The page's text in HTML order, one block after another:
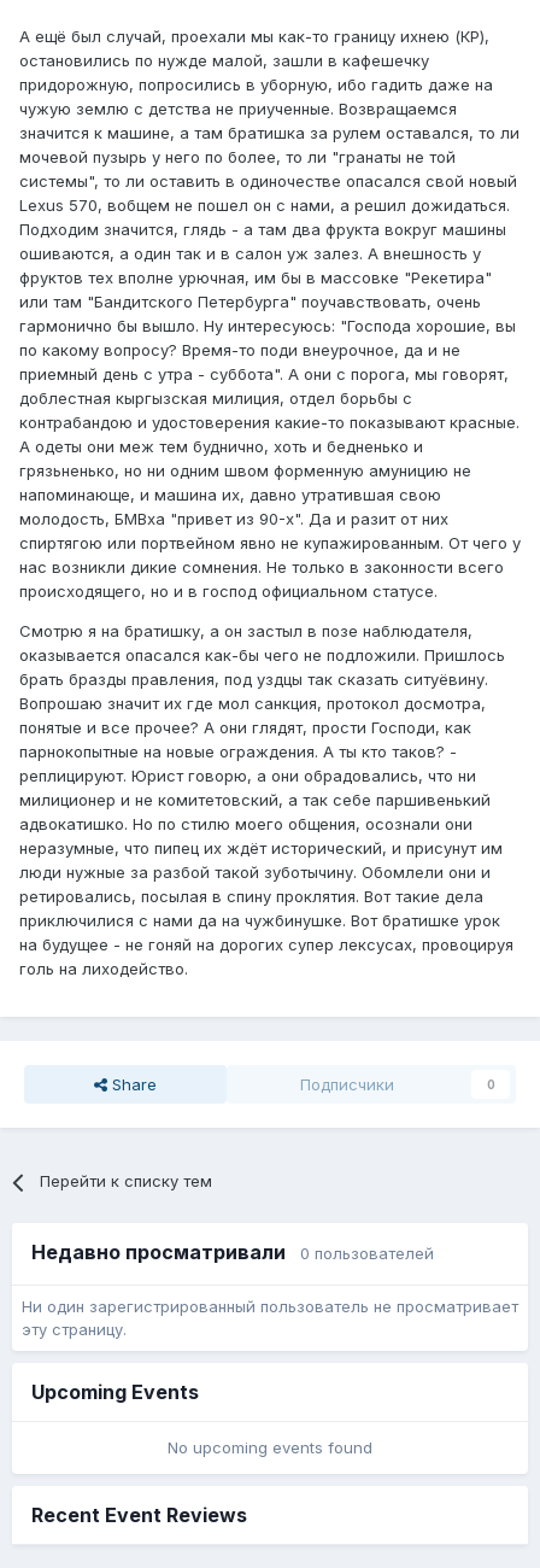
А ещё был случай, проехали мы как-то границу ихнею (КР),
остановились по нужде малой, зашли в кафешечку
придорожную, попросились в уборную, ибо гадить даже на
чужую землю с детства не приученные. Возвращаемся
значится к машине, а там братишка за рулем оставался, то ли
мочевой пузырь у него по более, то ли "гранаты не той
системы", то ли оставить в одиночестве опасался свой новый
Lexus 570, вобщем не пошел он с нами, а решил дожидаться.
Подходим значится, глядь - а там два фрукта вокруг машины
ошиваются, а один так и в салон уж залез. А внешность у
фруктов тех вполне урючная, им бы в массовке "Рекетира"
или там "Бандитского Петербурга" поучавствовать, очень
гармонично бы вышло. Ну интересуюсь: "Господа хорошие, вы
по какому вопросу? Время-то поди внеурочное, да и не
приемный день с утра - суббота". А они с порога, мы говорят,
доблестная кыргызская милиция, отдел борьбы с
контрабандою и удостоверения какие-то показывают красные.
А одеты они меж тем буднично, хоть и бедненько и
грязьненько, но ни одним швом форменную амуницию не
напоминающе, и машина их, давно утратившая свою
молодость, БМВха "привет из 90-х". Да и разит от них
спиртягою или портвейном явно не купажированным. От чего у
нас возникли дикие сомнения. Не только в законности всего
происходящего, но и в господ официальном статусе.
Смотрю я на братишку, а он застыл в позе наблюдателя,
оказывается опасался как-бы чего не подложили. Пришлось
брать бразды правления, под уздцы так сказать ситуёвину.
Вопрошаю значит их где мол санкция, протокол досмотра,
понятые и все прочее? А они глядят, прости Господи, как
парнокопытные на новые ограждения. А ты кто таков? -
реплицируют. Юрист говорю, а они обрадовались, что ни
милиционер и не комитетовский, а так себе паршивенький
адвокатишко. Но по стилю моего общения, осознали они
неразумные, что пипец их ждёт исторический, и присунут им
люди нужные за разбой такой зуботычину. Обомлели они и
ретировались, посылая в спину проклятия. Вот такие дела
приключилися с нами да на чужбинушке. Вот братишке урок
на будущее - не гоняй на дорогих супер лексусах, провоцируя
голь на лиходейство.
Share Подписчики 0
Перейти к списку тем
Недавно просматривали 0 пользователей
Ни один зарегистрированный пользователь не просматривает
эту страницу.
Upcoming Events
No upcoming events found
Recent Event Reviews